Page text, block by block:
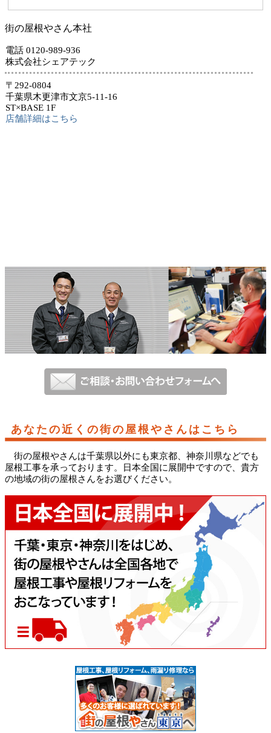
街の屋根やさん本社
電話 0120-989-936
株式会社シェアテック
〒292-0804
千葉県木更津市文京5-11-16
ST×BASE 1F
店舗詳細はこちら
あなたの近くの街の屋根やさんはこちら
街の屋根やさんは千葉県以外にも東京都、神奈川県などでも
屋根工事を承っております。日本全国に展開中ですので、貴方
の地域の街の屋根さんをお選びください。